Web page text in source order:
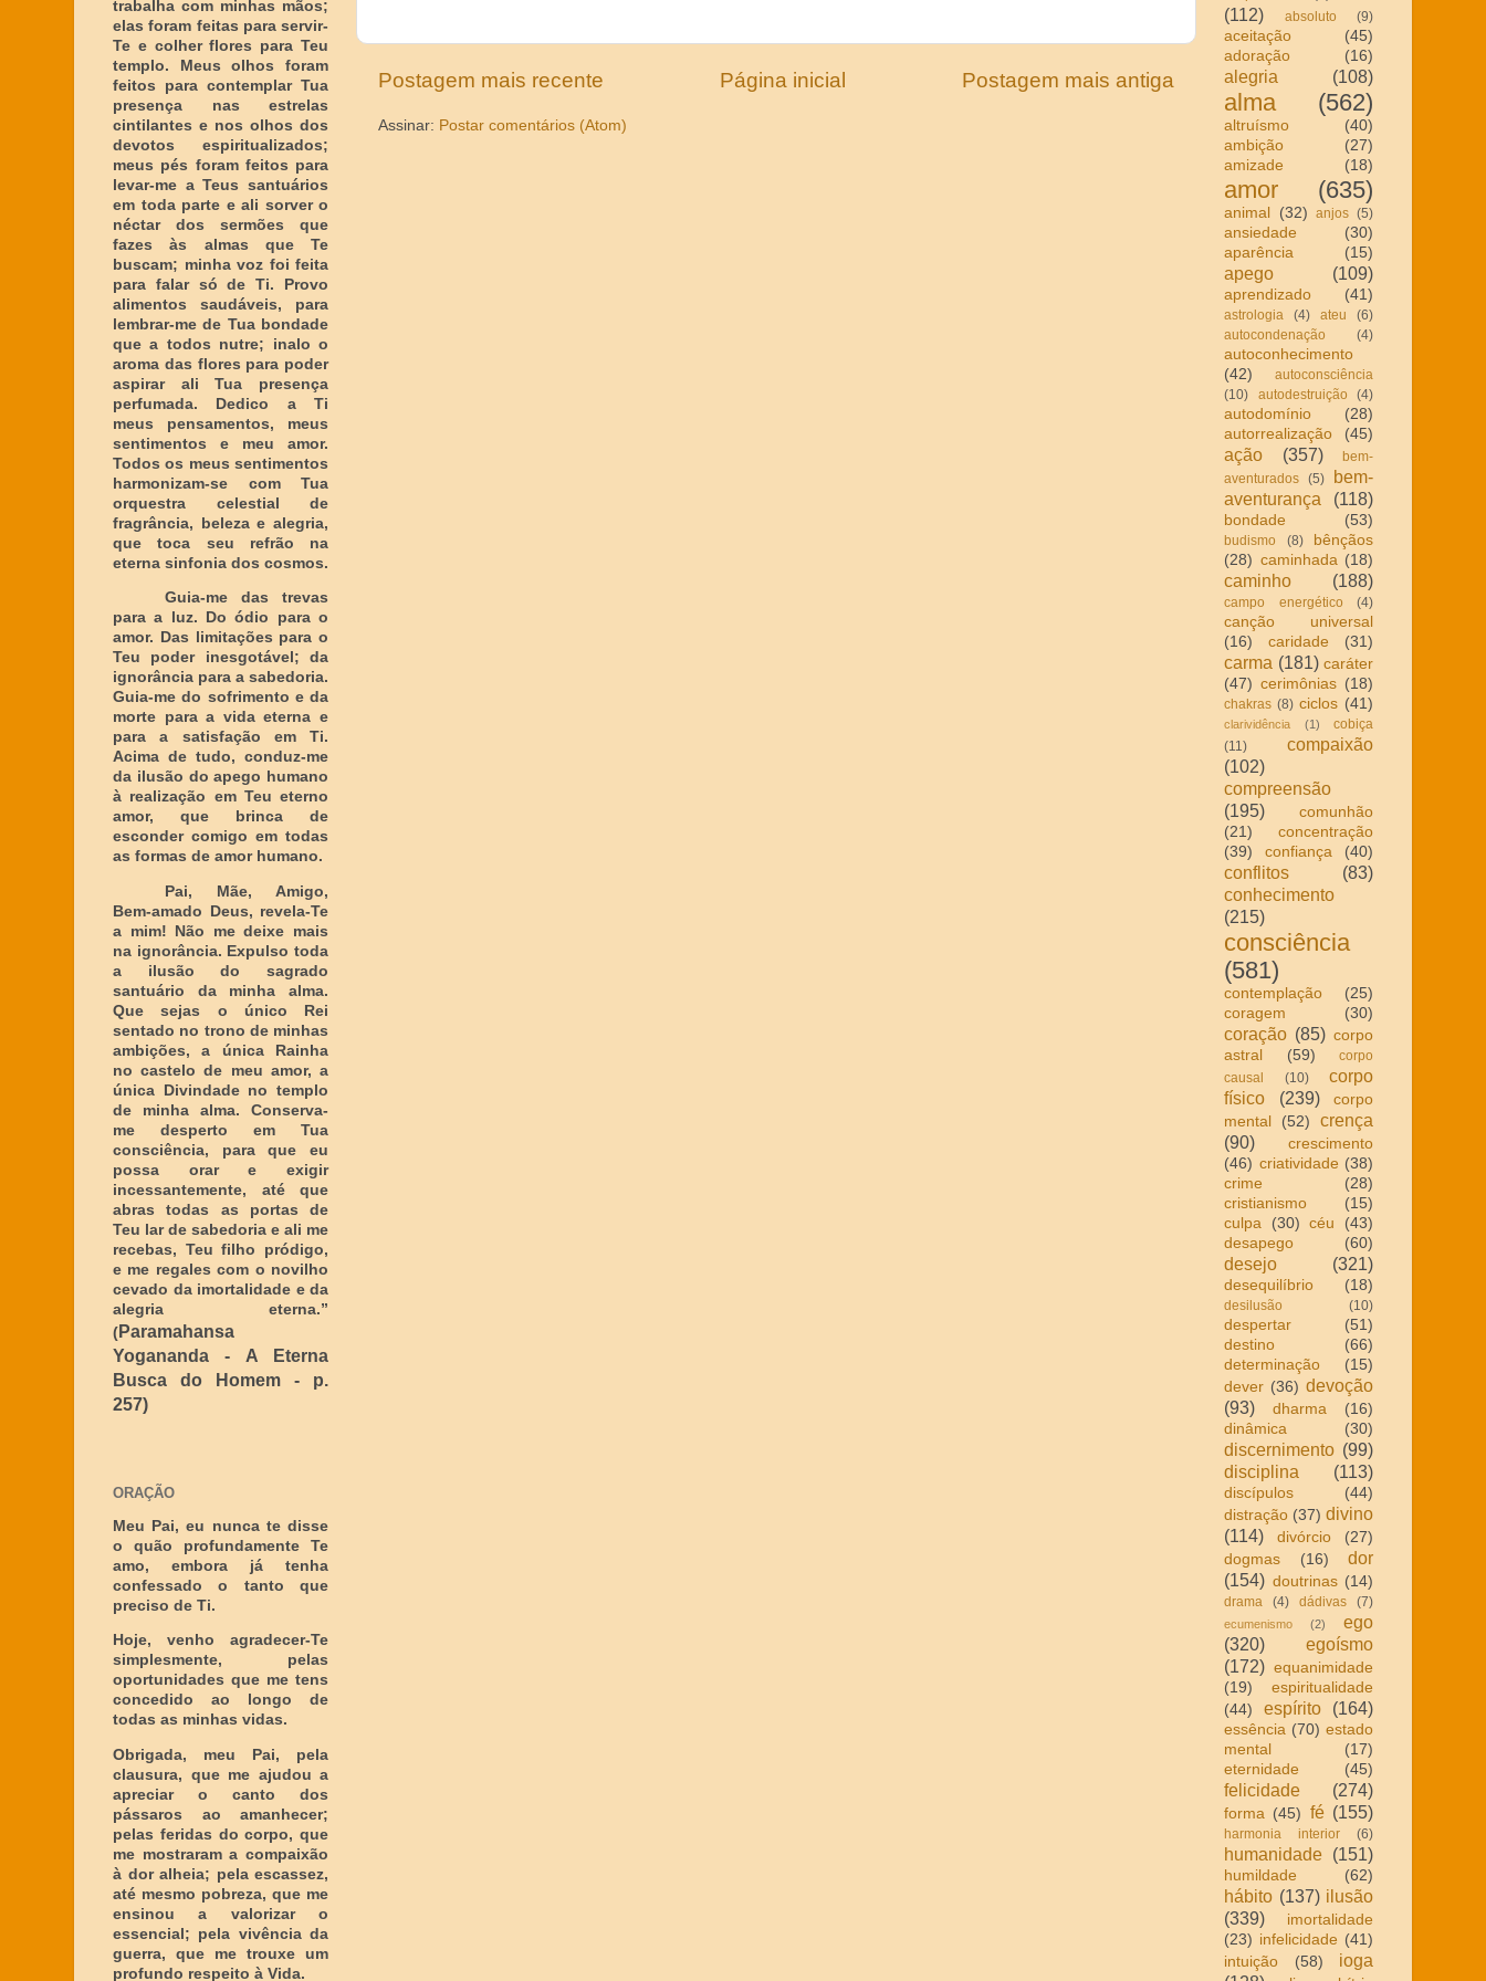
Postagem mais recente Postagem mais antiga
Página inicial
Assinar: Postar comentários (Atom)
trabalha com minhas mãos;
elas foram feitas para servir-
Te e colher flores para Teu
templo. Meus olhos foram
feitos para contemplar Tua
presença nas estrelas
cintilantes e nos olhos dos
devotos espiritualizados;
meus pés foram feitos para
levar-me a Teus santuários
em toda parte e ali sorver o
néctar dos sermões que
fazes às almas que Te
buscam; minha voz foi feita
para falar só de Ti. Provo
alimentos saudáveis, para
lembrar-me de Tua bondade
que a todos nutre; inalo o
aroma das flores para poder
aspirar ali Tua presença
perfumada. Dedico a Ti
meus pensamentos, meus
sentimentos e meu amor.
Todos os meus sentimentos
harmonizam-se com Tua
orquestra celestial de
fragrância, beleza e alegria,
que toca seu refrão na
eterna sinfonia dos cosmos.
Guia-me das trevas
para a luz. Do ódio para o
amor. Das limitações para o
Teu poder inesgotável; da
ignorância para a sabedoria.
Guia-me do sofrimento e da
morte para a vida eterna e
para a satisfação em Ti.
Acima de tudo, conduz-me
da ilusão do apego humano
à realização em Teu eterno
amor, que brinca de
esconder comigo em todas
as formas de amor humano.
Pai, Mãe, Amigo,
Bem-amado Deus, revela-Te
a mim! Não me deixe mais
na ignorância. Expulso toda
a ilusão do sagrado
santuário da minha alma.
Que sejas o único Rei
sentado no trono de minhas
ambições, a única Rainha
no castelo de meu amor, a
única Divindade no templo
de minha alma. Conserva-
me desperto em Tua
consciência, para que eu
possa orar e exigir
incessantemente, até que
abras todas as portas de
Teu lar de sabedoria e ali me
recebas, Teu filho pródigo,
e me regales com o novilho
cevado da imortalidade e da
alegria eterna.”
( Paramahansa
Yogananda - A Eterna
Busca do Homem - p.
257)
ORAÇÃO
Meu Pai, eu nunca te disse
o quão profundamente Te
amo, embora já tenha
confessado o tanto que
preciso de Ti.
Hoje, venho agradecer-Te
simplesmente, pelas
oportunidades que me tens
concedido ao longo de
todas as minhas vidas.
Obrigada, meu Pai, pela
clausura, que me ajudou a
apreciar o canto dos
pássaros ao amanhecer;
pelas feridas do corpo, que
me mostraram a compaixão
à dor alheia; pela escassez,
até mesmo pobreza, que me
ensinou a valorizar o
essencial; pela vivência da
guerra, que me trouxe um
profundo respeito à Vida.
(112)
absoluto (9)
aceitação
(45)
adoração
(16)
alegria (108)
alma (562)
altruísmo
(40)
ambição
(27)
amizade
(18)
amor (635)
animal (32) anjos (5)
ansiedade
(30)
aparência
(15)
apego (109)
aprendizado (41)
astrologia (4) ateu
(6)
autocondenação
(4)
autoconhecimento
(42)
autoconsciência
(10)
autodestruição (4)
autodomínio
(28)
autorrealização
(45)
ação (357)
bem-
aventurados (5)
bem-
aventurança
(118)
bondade (53)
budismo (8)
bênçãos
(28) caminhada (18)
caminho (188)
campo energético (4)
canção universal
(16)
caridade (31)
carma (181) caráter
(47) cerimônias (18)
chakras (8) ciclos (41)
clarividência (1)
cobiça
(11)
compaixão
(102)
compreensão
(195)
comunhão
(21)
concentração
(39)
confiança (40)
conflitos
(83)
conhecimento
(215)
consciência
(581)
contemplação
(25)
coragem
(30)
coração (85) corpo
astral
(59)
corpo
causal
(10)
corpo
físico
(239)
corpo
mental
(52)
crença
(90)
crescimento
(46) criatividade (38)
crime
(28)
cristianismo
(15)
culpa
(30) céu
(43)
desapego
(60)
desejo (321)
desequilíbrio (18)
desilusão (10)
despertar
(51)
destino
(66)
determinação
(15)
dever (36) devoção
(93)
dharma
(16)
dinâmica
(30)
discernimento (99)
disciplina
(113)
discípulos
(44)
distração (37) divino
(114)
divórcio
(27)
dogmas
(16)
dor
(154) doutrinas (14)
drama (4) dádivas (7)
ecumenismo (2)
ego
(320)
egoísmo
(172) equanimidade
(19)
espiritualidade
(44)
espírito (164)
essência (70) estado
mental
(17)
eternidade
(45)
felicidade (274)
forma (45) fé (155)
harmonia interior (6)
humanidade (151)
humildade (62)
hábito (137) ilusão
(339)
imortalidade
(23) infelicidade (41)
intuição
(58)
ioga